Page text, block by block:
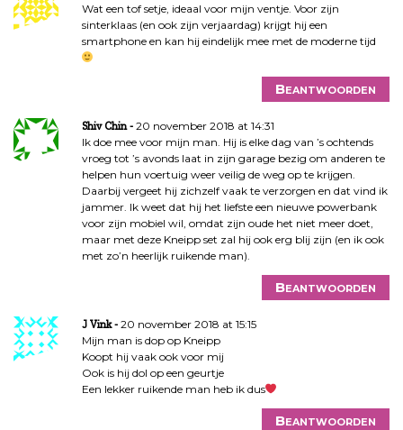
Wat een tof setje, ideaal voor mijn ventje. Voor zijn
sinterklaas (en ook zijn verjaardag) krijgt hij een
smartphone en kan hij eindelijk mee met de moderne tijd
Beantwoorden
Shiv Chin
20 november 2018 at 14:31
Ik doe mee voor mijn man. Hij is elke dag van ’s ochtends
vroeg tot ’s avonds laat in zijn garage bezig om anderen te
helpen hun voertuig weer veilig de weg op te krijgen.
Daarbij vergeet hij zichzelf vaak te verzorgen en dat vind ik
jammer. Ik weet dat hij het liefste een nieuwe powerbank
voor zijn mobiel wil, omdat zijn oude het niet meer doet,
maar met deze Kneipp set zal hij ook erg blij zijn (en ik ook
met zo’n heerlijk ruikende man).
Beantwoorden
J Vink
20 november 2018 at 15:15
Mijn man is dop op Kneipp
Koopt hij vaak ook voor mij
Ook is hij dol op een geurtje
Een lekker ruikende man heb ik dus
Beantwoorden